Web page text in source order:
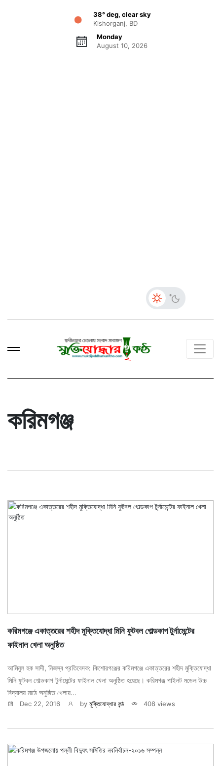
38° deg, clear sky
Kishorganj, BD
Monday
August 10, 2026
করিমগঞ্জ
করিমগঞ্জে একাত্তরের শহীদ মুক্তিযোদ্ধা মিনি ফুটবল গোল্ডকাপ টুর্নামেন্টের
ফাইনাল খেলা অনুষ্ঠিত
আমিনুল হক সাদী, নিজস্ব প্রতিবেদক: কিশোরগঞ্জের করিমগঞ্জে একাত্তরের শহীদ মুক্তিযোদ্ধা
মিনি ফুটবল গোল্ডকাপ টুর্নামেন্টের ফাইনাল খেলা অনুষ্ঠিত হয়েছে। করিমগঞ্জ পাইলট মডেল উচ্চ
বিদ্যালয় মাঠে অনুষ্ঠিত খেলায়...
Dec 22, 2016 by মুক্তিযোদ্ধার কন্ঠ 408 views